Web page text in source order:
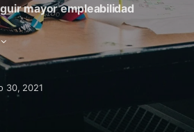
mayor empleabilidad
30, 2021